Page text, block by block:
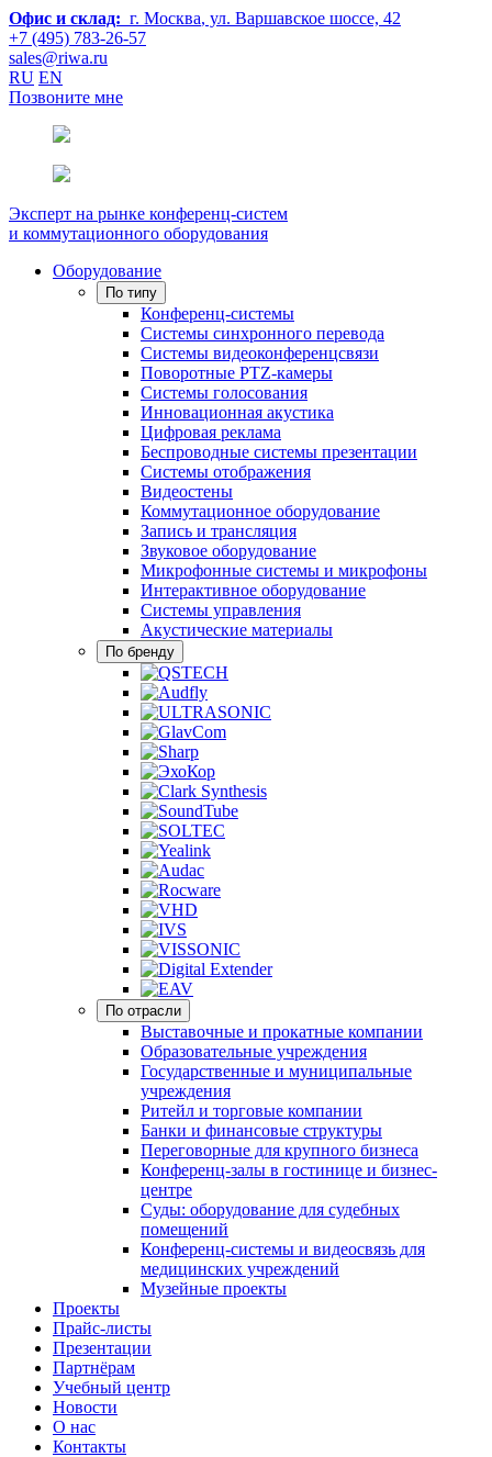
Офис и склад: г. Москва, ул. Варшавское шоссе, 42
+7 (495) 783-26-57
sales@riwa.ru
RU EN
Позвоните мне
Эксперт на рынке конференц-систем
и коммутационного оборудования
Оборудование
По типу
Конференц-системы
Системы синхронного перевода
Системы видеоконференцсвязи
Поворотные PTZ-камеры
Системы голосования
Инновационная акустика
Цифровая реклама
Беспроводные системы презентации
Системы отображения
Видеостены
Коммутационное оборудование
Запись и трансляция
Звуковое оборудование
Микрофонные системы и микрофоны
Интерактивное оборудование
Системы управления
Акустические материалы
По бренду
По отрасли
Выставочные и прокатные компании
Образовательные учреждения
Государственные и муниципальные
учреждения
Ритейл и торговые компании
Банки и финансовые структуры
Переговорные для крупного бизнеса
Конференц-залы в гостинице и бизнес-
центре
Суды: оборудование для судебных
помещений
Конференц-системы и видеосвязь для
медицинских учреждений
Музейные проекты
Проекты
Прайс-листы
Презентации
Партнёрам
Учебный центр
Новости
О нас
Контакты